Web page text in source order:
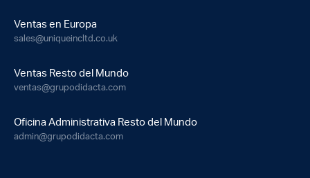
Ventas en Europa
sales@uniqueincltd.co.uk
Ventas Resto del Mundo
ventas@grupodidacta.com
Oficina Administrativa Resto del Mundo
admin@grupodidacta.com